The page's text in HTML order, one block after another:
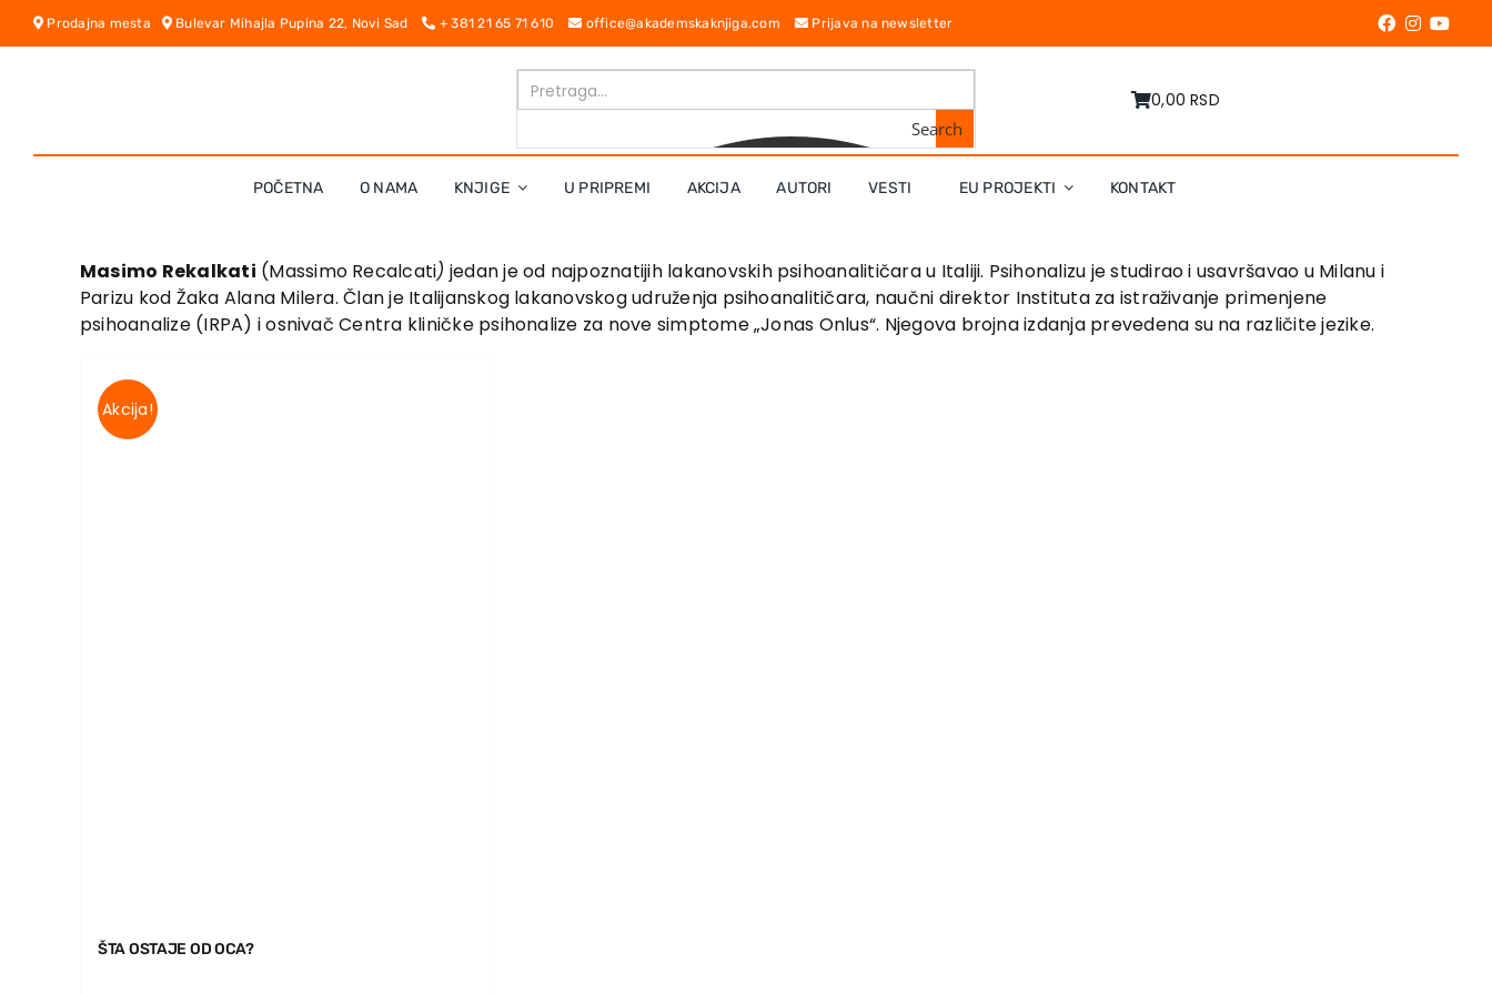
Skip
Prodajna mesta Bulevar Mihajla Pupina 22, Novi Sad + 381 21 65 71 610 office@akademskaknjiga.com Prijava na newsletter
Search
0,00 RSD
POČETNA O NAMA KNJIGE U PRIPREMI AKCIJA AUTORI VESTI EU PROJEKTI KONTAKT
Masimo Rekalkati (Massimo Recalcati) jedan je od najpoznatijih lakanovskih psihoanalitičara u Italiji. Psihonalizu je studirao i usavršavao u Milanu i
Parizu kod Žaka Alana Milera. Član je Italijanskog lakanovskog udruženja psihoanalitičara, naučni direktor Instituta za istraživanje primenjene
psihoanalize (IRPA) i osnivač Centra kliničke psihonalize za nove simptome „Jonas Onlus“. Njegova brojna izdanja prevedena su na različite jezike.
Akcija!
ŠTA OSTAJE OD OCA?